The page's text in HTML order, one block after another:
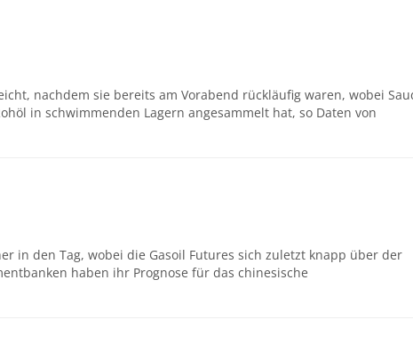
nachdem sie bereits am Vorabend rückläufig waren, wobei
in schwimmenden Lagern angesammelt hat, so Daten von
in den Tag, wobei die Gasoil Futures sich zuletzt knapp über der
haben ihr Prognose für das chinesische